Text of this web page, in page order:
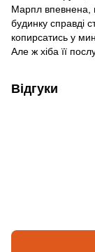
Марпл впевнена,
будинку справді
копирсатись у
Але ж хіба її
Відгуки